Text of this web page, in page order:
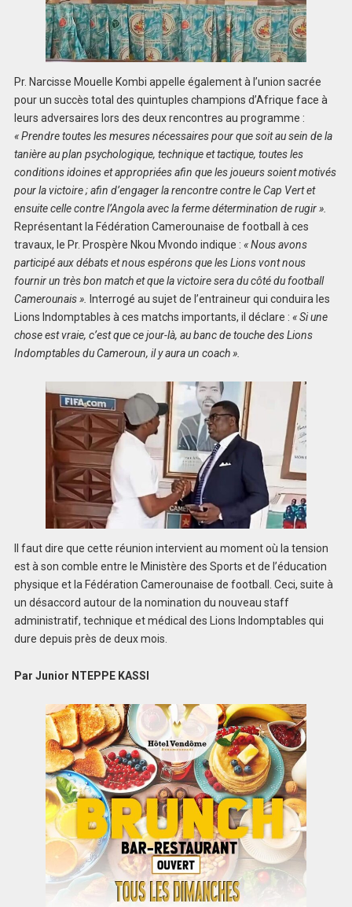
Pr. Narcisse Mouelle Kombi appelle également à l’union sacrée
pour un succès total des quintuples champions d’Afrique face à
leurs adversaires lors des deux rencontres au programme :
« Prendre toutes les mesures nécessaires pour que soit au sein de la
tanière au plan psychologique, technique et tactique, toutes les
conditions idoines et appropriées afin que les joueurs soient motivés
pour la victoire ; afin d’engager la rencontre contre le Cap Vert et
ensuite celle contre l’Angola avec la ferme détermination de rugir ».
Représentant la Fédération Camerounaise de football à ces
travaux, le Pr. Prospère Nkou Mvondo indique : « Nous avons
participé aux débats et nous espérons que les Lions vont nous
fournir un très bon match et que la victoire sera du côté du football
Camerounais ». Interrogé au sujet de l’entraineur qui conduira les
Lions Indomptables à ces matchs importants, il déclare : « Si une
chose est vraie, c’est que ce jour-là, au banc de touche des Lions
Indomptables du Cameroun, il y aura un coach ».
Il faut dire que cette réunion intervient au moment où la tension
est à son comble entre le Ministère des Sports et de l’éducation
physique et la Fédération Camerounaise de football. Ceci, suite à
un désaccord autour de la nomination du nouveau staff
administratif, technique et médical des Lions Indomptables qui
dure depuis près de deux mois.
Par Junior NTEPPE KASSI